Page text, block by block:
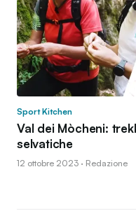
Sport Kitchen
Val dei Mòcheni:
selvatiche
12 ottobre 2023 · Redazione